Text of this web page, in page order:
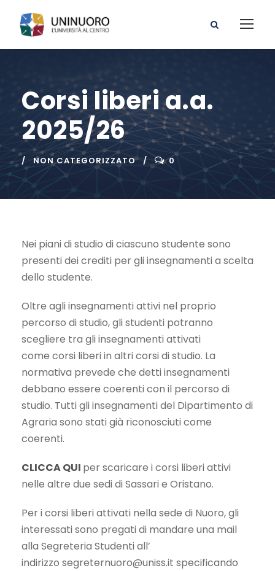
Corsi liberi a.a.
2025/26
NON CATEGORIZZATO 0
Nei piani di studio di ciascuno studente sono
presenti dei crediti per gli insegnamenti a scelta
dello studente.
Oltre agli insegnamenti attivi nel proprio
percorso di studio, gli studenti potranno
scegliere tra gli insegnamenti attivati
come corsi liberi in altri corsi di studio. La
normativa prevede che detti insegnamenti
debbano essere coerenti con il percorso di
studio. Tutti gli insegnamenti del Dipartimento di
Agraria sono stati già riconosciuti come
coerenti.
CLICCA QUI per scaricare i corsi liberi attivi
nelle altre due sedi di Sassari e Oristano.
Per i corsi liberi attivati nella sede di Nuoro, gli
interessati sono pregati di mandare una mail
alla Segreteria Studenti all’
indirizzo segreternuoro@uniss.it specificando